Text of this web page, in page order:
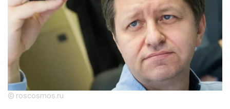
© roscosmos.ru